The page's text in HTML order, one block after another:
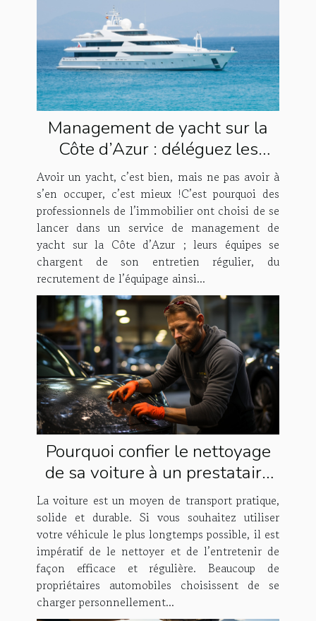
Management de yacht sur la
Côte d’Azur : déléguez les
tâches à Houses & Fleets !
Avoir un yacht, c’est bien, mais ne pas avoir à
s’en occuper, c’est mieux !C’est pourquoi des
professionnels de l’immobilier ont choisi de se
lancer dans un service de management de
yacht sur la Côte d’Azur ; leurs équipes se
chargent de son entretien régulier, du
recrutement de l’équipage ainsi...
Pourquoi confier le nettoyage
de sa voiture à un prestataire
spécialisé ?
La voiture est un moyen de transport pratique,
solide et durable. Si vous souhaitez utiliser
votre véhicule le plus longtemps possible, il est
impératif de le nettoyer et de l’entretenir de
façon efficace et régulière. Beaucoup de
propriétaires automobiles choisissent de se
charger personnellement...